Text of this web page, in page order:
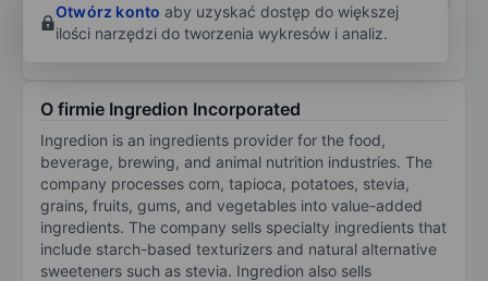
własnego
Otwórz konto aby uzyskać dostęp do większej
ilości narzędzi do tworzenia wykresów i analiz.
O firmie Ingredion Incorporated
Ingredion is an ingredients provider for the food,
beverage, brewing, and animal nutrition industries. The
company processes corn, tapioca, potatoes, stevia,
grains, fruits, gums, and vegetables into value-added
ingredients. The company sells specialty ingredients that
include starch-based texturizers and natural alternative
sweeteners such as stevia. Ingredion also sells